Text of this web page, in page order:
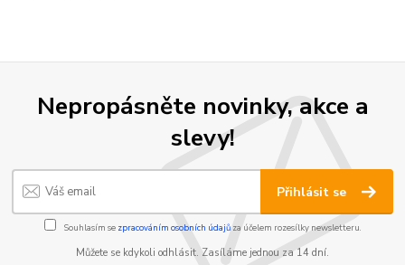
Nepropásněte novinky, akce a
slevy!
Přihlásit se
Souhlasím se zpracováním osobních údajůza účelem rozesílky newsletteru.
Můžete se kdykoli odhlásit. Zasíláme jednou za 14 dní.